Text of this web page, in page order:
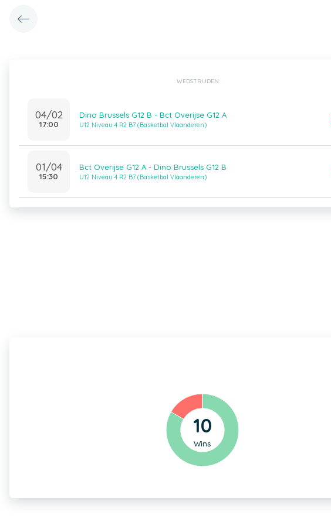
WEDSTRIJDEN
04/02
17:00
Dino Brussels G12 B - Bct Overijse G12 A
U12 Niveau 4 R2 B7 (Basketbal Vlaanderen)
01/04
15:30
Bct Overijse G12 A - Dino Brussels G12 B
U12 Niveau 4 R2 B7 (Basketbal Vlaanderen)
10
Wins